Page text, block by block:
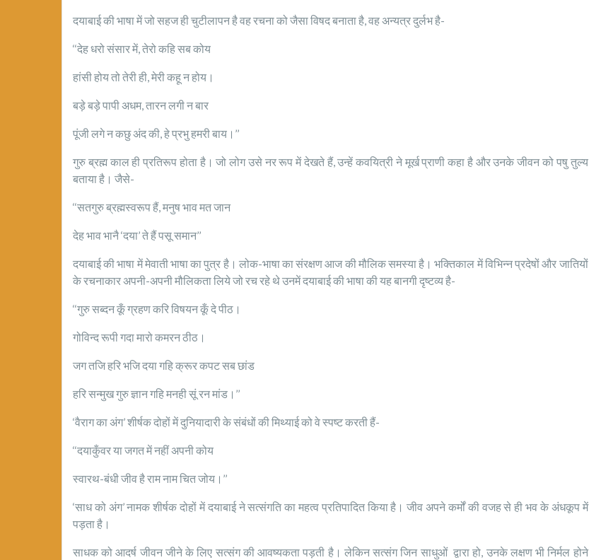
दयाबाई की भाषा में जो सहज ही चुटीलापन है वह रचना को जैसा विषद बनाता है, वह अन्यत्र दुर्लभ है-
‘‘देह धरो संसार में, तेरो कहि सब कोय
हांसी होय तो तेरी ही, मेरी कहू न होय।
बड़े बड़े पापी अधम, तारन लगी न बार
पूंजी लगे न कछु अंद की, हे प्रभु हमरी बाय।’’
गुरु ब्रह्म काल ही प्रतिरूप होता है। जो लोग उसे नर रूप में देखते हैं, उन्हें कवयित्री ने मूर्ख प्राणी कहा है और उनके जीवन को पषु तुल्य
बताया है। जैसे-
‘‘सतगुरु ब्रह्मस्वरूप हैं, मनुष भाव मत जान
देह भाव भानै ‘दया’ ते हैं पसू समान’’
दयाबाई की भाषा में मेवाती भाषा का पुत्र है। लोक-भाषा का संरक्षण आज की मौलिक समस्या है। भक्तिकाल में विभिन्न प्रदेषों और जातियों
के रचनाकार अपनी-अपनी मौलिकता लिये जो रच रहे थे उनमें दयाबाई की भाषा की यह बानगी दृष्टव्य है-
‘‘गुरु सब्दन कूँ ग्रहण करि विषयन कूँ दे पीठ।
गोविन्द रूपी गदा मारो कमरन ठीठ।
जग तजि हरि भजि दया गहि क्रूर कपट सब छांड
हरि सन्मुख गुरु ज्ञान गहि मनही सूं रन मांड।’’
‘वैराग का अंग’ शीर्षक दोहों में दुनियादारी के संबंधों की मिथ्याई को वे स्पष्ट करती हैं-
‘‘दयाकुँवर या जगत में नहीं अपनी कोय
स्वारथ-बंधी जीव है राम नाम चित जोय।’’
‘साध को अंग’ नामक शीर्षक दोहों में दयाबाई ने सत्संगति का महत्व प्रतिपादित किया है। जीव अपने कर्मों की वजह से ही भव के अंधकूप में
पड़ता है।
साधक को आदर्ष जीवन जीने के लिए सत्संग की आवष्यकता पड़ती है। लेकिन सत्संग जिन साधुओं द्वारा हो, उनके लक्षण भी निर्मल होने